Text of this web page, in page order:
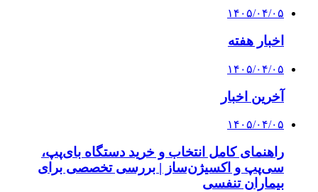
۱۴۰۵/۰۴/۰۵
اخبار هفته
۱۴۰۵/۰۴/۰۵
آخرین اخبار
۱۴۰۵/۰۴/۰۵
راهنمای کامل انتخاب و خرید دستگاه بای‌پپ،
سی‌پپ و اکسیژن‌ساز | بررسی تخصصی برای
بیماران تنفسی